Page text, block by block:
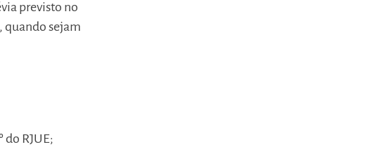
previsto no
quando sejam
RJUE;